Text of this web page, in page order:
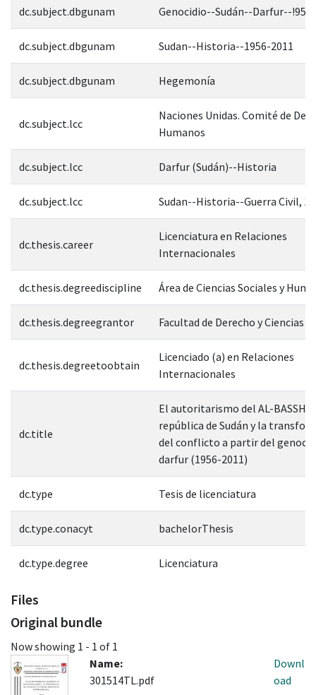
dc.subject.dbgunam Genocidio--Sudán--Darfur--
dc.subject.dbgunam Sudan--Historia--1956-2011
dc.subject.dbgunam Hegemonía
dc.subject.lcc
Naciones Unidas. Comité de
Humanos
dc.subject.lcc Darfur (Sudán)--Historia
dc.subject.lcc Sudan--Historia--Guerra Civil,
dc.thesis.career
Licenciatura en Relaciones
Internacionales
dc.thesis.degreediscipline Área de Ciencias Sociales y
dc.thesis.degreegrantor Facultad de Derecho y Ciencias
dc.thesis.degreetoobtain
Licenciado (a) en Relaciones
Internacionales
dc.title
El autoritarismo del AL-
república de Sudán y la
del conflicto a partir del
darfur (1956-2011)
dc.type Tesis de licenciatura
dc.type.conacyt bachelorThesis
dc.type.degree Licenciatura
Files
Original bundle
Now showing 1 - 1 of 1
Name:
301514TL.pdf
Downl
oad